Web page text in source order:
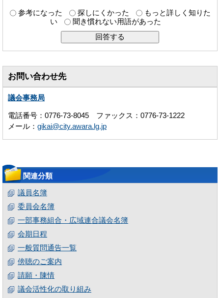
参考になった 探しにくかった
もっと詳しく知りた
い
聞き慣れない用語があった
お問い合わせ先
議会事務局
電話番号：0776-73-8045 ファックス：0776-73-1222
メール： gikai@city.awara.lg.jp
関連分類
議員名簿
委員会名簿
一部事務組合・広域連合議会名簿
会期日程
一般質問通告一覧
傍聴のご案内
請願・陳情
議会活性化の取り組み